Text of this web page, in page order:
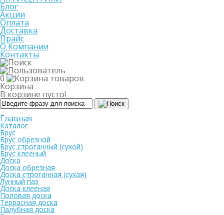
Блог
Акции
Оплата
Доставка
Прайс
О Компании
Контакты
0
Корзина
В корзине пусто!
Главная
Каталог
Брус
Брус обрезной
Брус строганный (сухой)
Брус клееный
Доска
Доска обрезная
Доска строганная (сухая)
Лунный паз
Доска клееная
Половая доска
Террасная доска
Палубная доска